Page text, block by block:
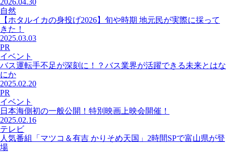
2026.04.30
自然
【ホタルイカの身投げ2026】旬や時期 地元民が実際に採って
きた！
2025.03.03
PR
イベント
バス運転手不足が深刻に！？バス業界が活躍できる未来とはな
にか
2025.02.20
PR
イベント
日本海側初の一般公開！特別映画上映会開催！
2025.02.16
テレビ
人気番組「マツコ＆有吉 かりそめ天国」2時間SPで富山県が登
場